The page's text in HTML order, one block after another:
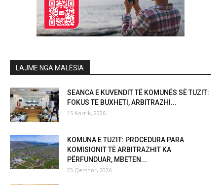
LAJME NGA MALËSIA
SEANCA E KUVENDIT TË KOMUNËS SË TUZIT:
FOKUS TE BUXHETI, ARBITRAZHI...
15 Korrik, 2026
KOMUNA E TUZIT: PROCEDURA PARA
KOMISIONIT TË ARBITRAZHIT KA
PËRFUNDUAR, MBETEN...
23 Qershor, 2026